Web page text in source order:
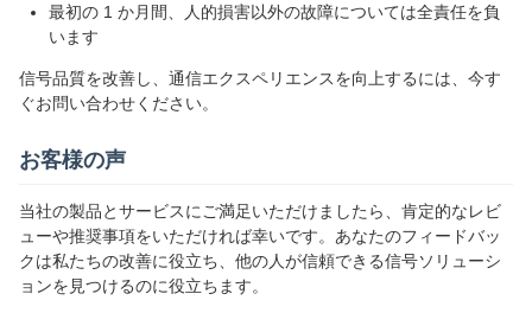
最初の 1 か月間、人的損害以外の故障については全責任を負
います
信号品質を改善し、通信エクスペリエンスを向上するには、今す
ぐお問い合わせください。
お客様の声
当社の製品とサービスにご満足いただけましたら、肯定的なレビ
ューや推奨事項をいただければ幸いです。あなたのフィードバッ
クは私たちの改善に役立ち、他の人が信頼できる信号ソリューシ
ョンを見つけるのに役立ちます。